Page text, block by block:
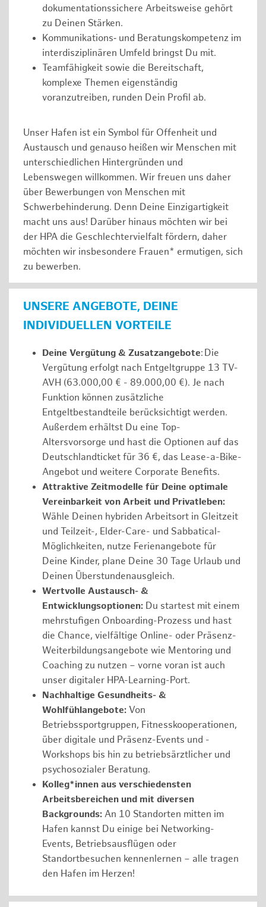
dokumentationssichere Arbeitsweise gehört
zu Deinen Stärken.
Kommunikations‑ und Beratungskompetenz im
interdisziplinären Umfeld bringst Du mit.
Teamfähigkeit sowie die Bereitschaft,
komplexe Themen eigenständig
voranzutreiben, runden Dein Profil ab.
Unser Hafen ist ein Symbol für Offenheit und
Austausch und genauso heißen wir Menschen mit
unterschiedlichen Hintergründen und
Lebenswegen willkommen. Wir freuen uns daher
über Bewerbungen von Menschen mit
Schwerbehinderung. Denn Deine Einzigartigkeit
macht uns aus! Darüber hinaus möchten wir bei
der HPA die Geschlechtervielfalt fördern, daher
möchten wir insbesondere Frauen* ermutigen, sich
zu bewerben.
UNSERE ANGEBOTE, DEINE
INDIVIDUELLEN VORTEILE
Deine Vergütung & Zusatzangebote: Die
Vergütung erfolgt nach Entgeltgruppe 13 TV-
AVH (63.000,00 € - 89.000,00 €). Je nach
Funktion können zusätzliche
Entgeltbestandteile berücksichtigt werden.
Außerdem erhältst Du eine Top-
Altersvorsorge und hast die Optionen auf das
Deutschlandticket für 36 €, das Lease-a-Bike-
Angebot und weitere Corporate Benefits.
Attraktive Zeitmodelle für Deine optimale
Vereinbarkeit von Arbeit und Privatleben:
Wähle Deinen hybriden Arbeitsort in Gleitzeit
und Teilzeit-, Elder-Care- und Sabbatical-
Möglichkeiten, nutze Ferienangebote für
Deine Kinder, plane Deine 30 Tage Urlaub und
Deinen Überstundenausgleich.
Wertvolle Austausch- &
Entwicklungsoptionen: Du startest mit einem
mehrstufigen Onboarding-Prozess und hast
die Chance, vielfältige Online- oder Präsenz-
Weiterbildungsangebote wie Mentoring und
Coaching zu nutzen – vorne voran ist auch
unser digitaler HPA-Learning-Port.
Nachhaltige Gesundheits- &
Wohlfühlangebote: Von
Betriebssportgruppen, Fitnesskooperationen,
über digitale und Präsenz-Events und -
Workshops bis hin zu betriebsärztlicher und
psychosozialer Beratung.
Kolleg*innen aus verschiedensten
Arbeitsbereichen und mit diversen
Backgrounds: An 10 Standorten mitten im
Hafen kannst Du einige bei Networking-
Events, Betriebsausflügen oder
Standortbesuchen kennenlernen – alle tragen
den Hafen im Herzen!